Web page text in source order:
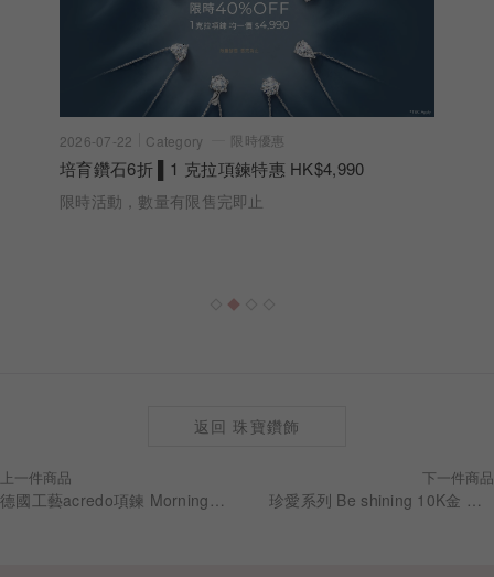
2026-07-22 Category 限時優惠
培育鑽石6折 ▌1 克拉項鍊特惠 HK$4,990
限時活動，數量有限售完即止
上一件商品 下一件商品
返回 珠寶鑽飾